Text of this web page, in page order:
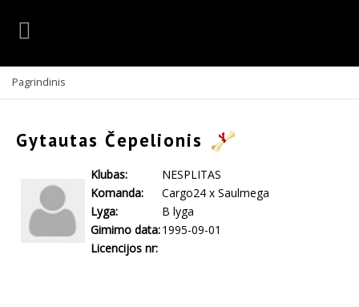
Pagrindinis
Gytautas Čepelionis
Klubas:
NESPLITAS
Komanda:
Cargo24 x Saulmega
Lyga:
B lyga
Gimimo data:1995-09-01
Licencijos nr: